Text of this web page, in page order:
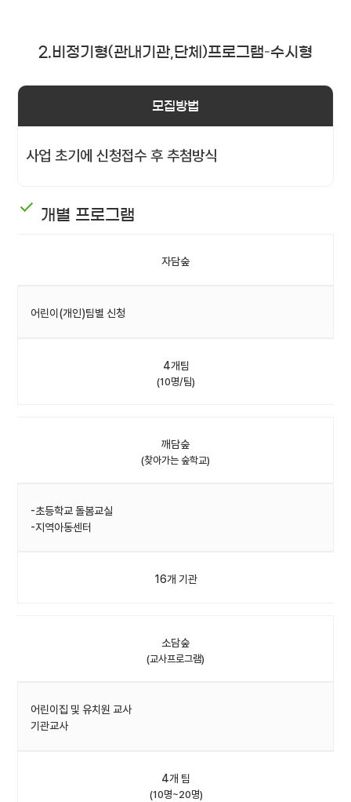
2.비정기형(관내기관,단체)프로그램–수시형
모집방법
사업 초기에 신청접수 후 추첨방식
개별 프로그램
자담숲
어린이(개인)팀별 신청
4개팀
(10명/팀)
깨담숲
(찾아가는 숲학교)
-초등학교 돌봄교실
-지역아동센터
16개 기관
소담숲
(교사프로그램)
어린이집 및 유치원 교사
기관교사
4개 팀
(10명~20명)